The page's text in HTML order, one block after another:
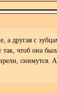
а другая с
чтоб она
снимутся.